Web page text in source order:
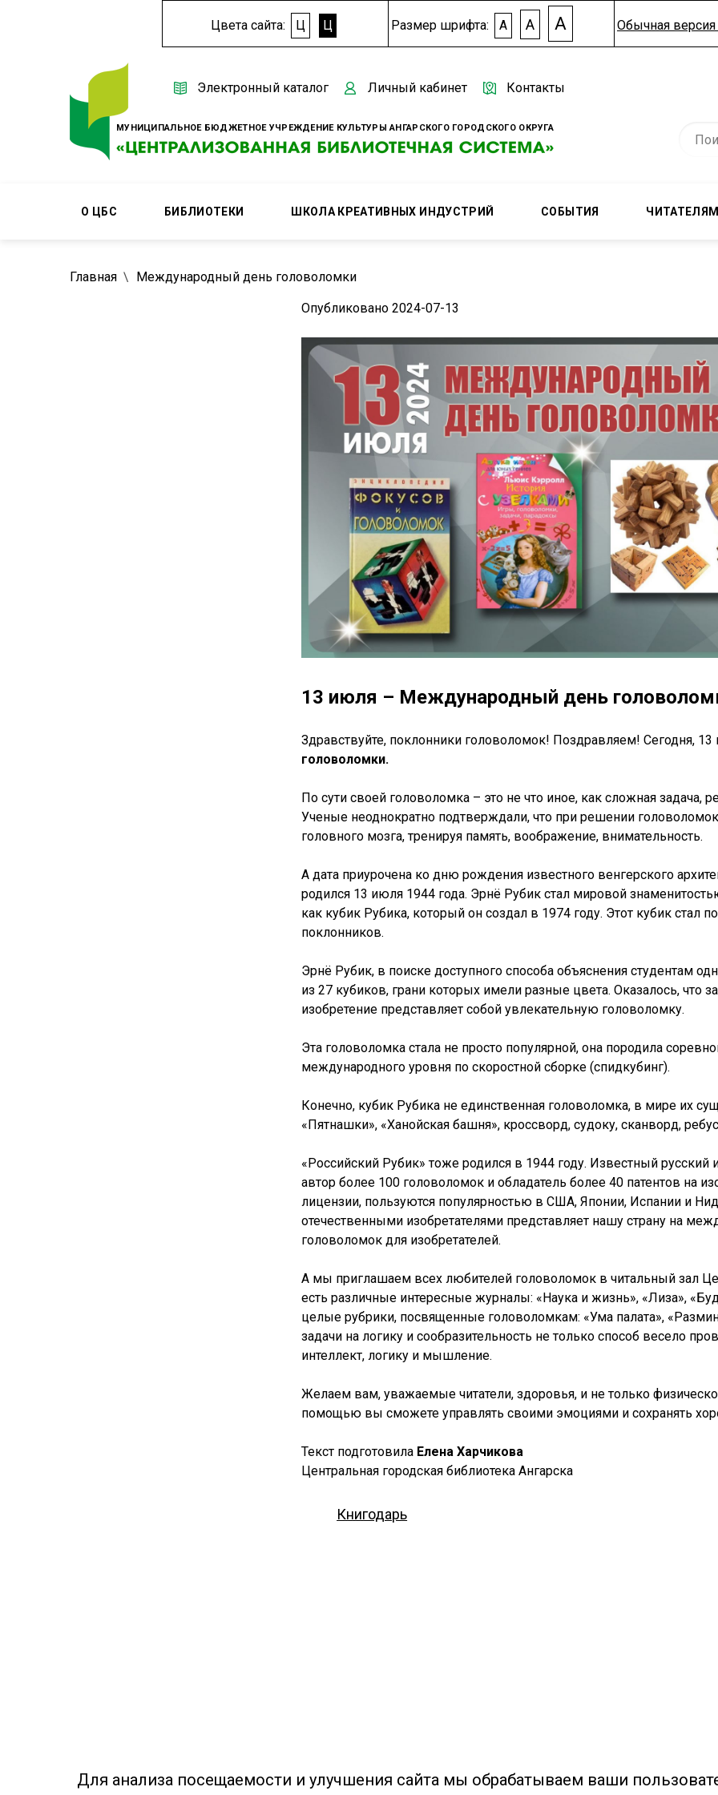
Цвета сайта: Ц Ц Размер шрифта: A A A Обычная версия
МУНИЦИПАЛЬНОЕ БЮДЖЕТНОЕ УЧРЕЖДЕНИЕ КУЛЬТУРЫ АНГАРСКОГО ГОРОДСКОГО ОКРУГА
Электронный каталог Личный кабинет Контакты
О ЦБС БИБЛИОТЕКИ ШКОЛА КРЕАТИВНЫХ ИНДУСТРИЙ СОБЫТИЯ
Главная Международный день головоломки
Опубликовано 2024-07-13
13 июля – Международный день
Здравствуйте, поклонники головоломок! Поздравляем! Сегодня,
головоломки.
По сути своей головоломка – это не что иное, как сложная задача,
Ученые неоднократно подтверждали, что при решении
головного мозга, тренируя память, воображение, внимательность.
А дата приурочена ко дню рождения известного венгерского
родился 13 июля 1944 года. Эрнё Рубик стал мировой
как кубик Рубика, который он создал в 1974 году. Этот кубик
поклонников.
Эрнё Рубик, в поиске доступного способа объяснения студентам
из 27 кубиков, грани которых имели разные цвета. Оказалось, что
изобретение представляет собой увлекательную головоломку.
Эта головоломка стала не просто популярной, она породила
международного уровня по скоростной сборке (спидкубинг).
Конечно, кубик Рубика не единственная головоломка, в мире их
«Пятнашки», «Ханойская башня», кроссворд, судоку, сканворд,
«Российский Рубик» тоже родился в 1944 году. Известный
автор более 100 головоломок и обладатель более 40 патентов на
лицензии, пользуются популярностью в США, Японии, Испании и
отечественными изобретателями представляет нашу страну на
головоломок для изобретателей.
А мы приглашаем всех любителей головоломок в читальный зал
есть различные интересные журналы: «Наука и жизнь», «Лиза»,
целые рубрики, посвященные головоломкам: «Ума палата»,
задачи на логику и сообразительность не только способ весело
интеллект, логику и мышление.
Желаем вам, уважаемые читатели, здоровья, и не только
помощью вы сможете управлять своими эмоциями и сохранять
Текст подготовила Елена Харчикова
Центральная городская библиотека Ангарска
Книгодарь
Для анализа посещаемости и улучшения сайта мы обрабатываем ваши